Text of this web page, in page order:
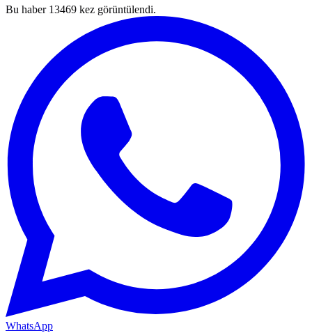
Bu haber 13469 kez görüntülendi.
WhatsApp